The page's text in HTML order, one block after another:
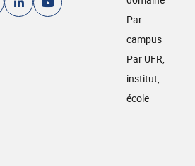
Par
campus
Par UFR,
institut,
école